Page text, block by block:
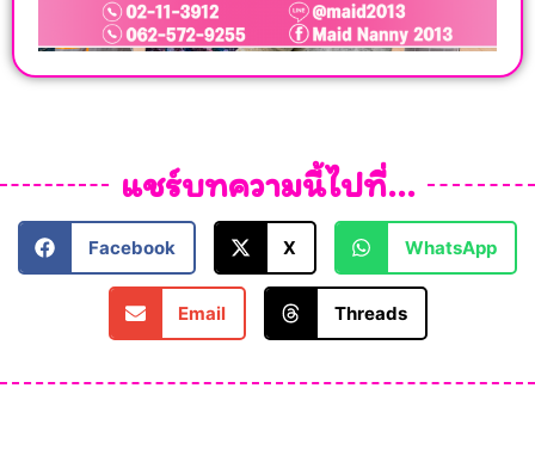
แชร์บทความนี้ไปที่...
Facebook X WhatsApp
Email Threads